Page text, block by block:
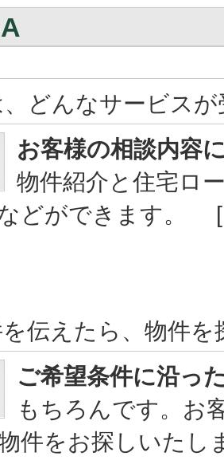
、どんなサービス
お客様の相談内容
物件紹介と住宅ロ
などができます
伝えたら、物件
ご希望条件に沿っ
もちろんです。お
物件をお探しい